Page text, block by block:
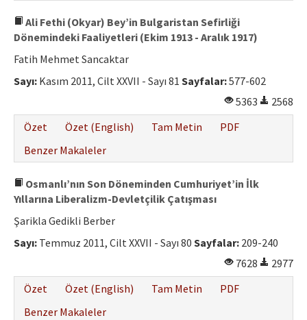
Ali Fethi (Okyar) Bey’in Bulgaristan Sefirliği
Dönemindeki Faaliyetleri (Ekim 1913 - Aralık 1917)
Fatih Mehmet Sancaktar
Sayı: Kasım 2011, Cilt XXVII - Sayı 81 Sayfalar:577-602
5363
2568
Özet
Özet (English) Tam Metin
PDF
Benzer Makaleler
Osmanlı’nın Son Döneminden Cumhuriyet’in İlk
Yıllarına Liberalizm-Devletçilik Çatışması
Şarikla Gedikli Berber
Sayı: Temmuz 2011, Cilt XXVII - Sayı 80 Sayfalar: 209-240
7628
2977
Özet
Özet (English) Tam Metin
PDF
Benzer Makaleler